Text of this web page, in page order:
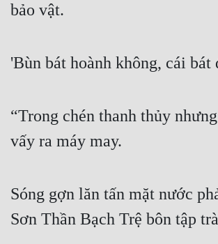
bảo vật.
'Bùn bát hoành không, cái bát
“Trong chén thanh thủy
vấy ra máy may.
Sóng gợn lăn tấn mặt nước
Sơn Thần Bạch Trệ bôn tập